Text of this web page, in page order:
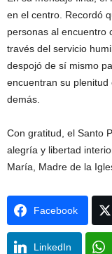
en el centro. Recordó
personas al encuentro
través del servicio
despojó de sí mismo
encuentran su
demás.
Con gratitud, el Santo
alegría y libertad
María, Madre de la
Facebook
LinkedIn